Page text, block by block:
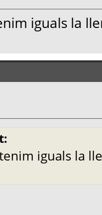
iguals la
iguals la